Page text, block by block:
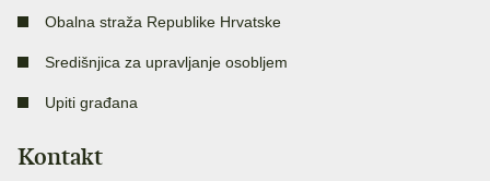
Obalna straža Republike Hrvatske
Središnjica za upravljanje osobljem
Upiti građana
Kontakt